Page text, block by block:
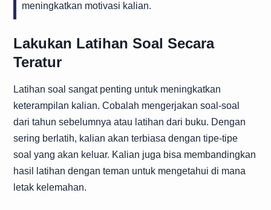
meningkatkan motivasi kalian.
Lakukan Latihan Soal Secara
Teratur
Latihan soal sangat penting untuk meningkatkan
keterampilan kalian. Cobalah mengerjakan soal-soal
dari tahun sebelumnya atau latihan dari buku. Dengan
sering berlatih, kalian akan terbiasa dengan tipe-tipe
soal yang akan keluar. Kalian juga bisa membandingkan
hasil latihan dengan teman untuk mengetahui di mana
letak kelemahan.